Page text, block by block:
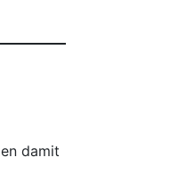
damit